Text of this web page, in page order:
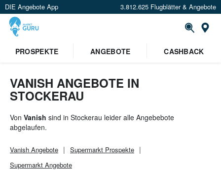
DIE Angebote App 3.812.625 Flugblätter & Angebote
Standort festlegen
PROSPEKTE ANGEBOTE CASHBACK
VANISH ANGEBOTE IN
STOCKERAU
Von Vanish sind in Stockerau leider alle Angebebote
abgelaufen.
Vanish Angebote Supermarkt Prospekte
Supermarkt Angebote